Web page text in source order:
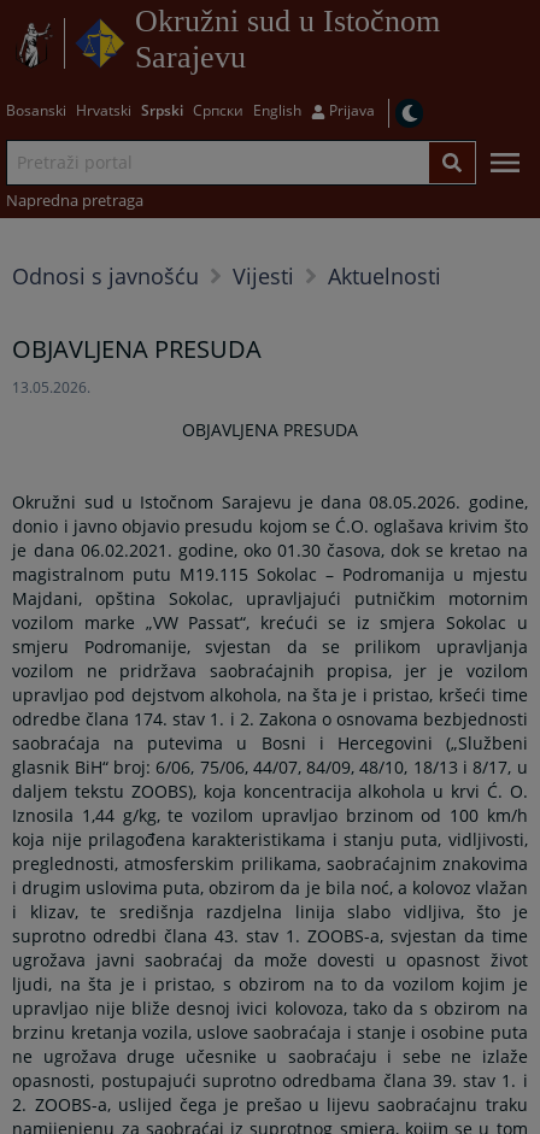
Okružni sud u Istočnom
Sarajevu
Bosanski Hrvatski Srpski Српски English Prijava
Napredna pretraga
Odnosi s javnošću Vijesti Aktuelnosti
OBJAVLJENA PRESUDA
13.05.2026.
OBJAVLJENA PRESUDA
Okružni sud u Istočnom Sarajevu je dana 08.05.2026. godine,
donio i javno objavio presudu kojom se Ć.O. oglašava krivim što
je dana 06.02.2021. godine, oko 01.30 časova, dok se kretao na
magistralnom putu M19.115 Sokolac – Podromanija u mjestu
Majdani, opština Sokolac, upravljajući putničkim motornim
vozilom marke „VW Passat“, krećući se iz smjera Sokolac u
smjeru Podromanije, svjestan da se prilikom upravljanja
vozilom ne pridržava saobraćajnih propisa, jer je vozilom
upravljao pod dejstvom alkohola, na šta je i pristao, kršeći time
odredbe člana 174. stav 1. i 2. Zakona o osnovama bezbjednosti
saobraćaja na putevima u Bosni i Hercegovini („Službeni
glasnik BiH“ broj: 6/06, 75/06, 44/07, 84/09, 48/10, 18/13 i 8/17, u
daljem tekstu ZOOBS), koja koncentracija alkohola u krvi Ć. O.
Iznosila 1,44 g/kg, te vozilom upravljao brzinom od 100 km/h
koja nije prilagođena karakteristikama i stanju puta, vidljivosti,
preglednosti, atmosferskim prilikama, saobraćajnim znakovima
i drugim uslovima puta, obzirom da je bila noć, a kolovoz vlažan
i klizav, te središnja razdjelna linija slabo vidljiva, što je
suprotno odredbi člana 43. stav 1. ZOOBS-a, svjestan da time
ugrožava javni saobraćaj da može dovesti u opasnost život
ljudi, na šta je i pristao, s obzirom na to da vozilom kojim je
upravljao nije bliže desnoj ivici kolovoza, tako da s obzirom na
brzinu kretanja vozila, uslove saobraćaja i stanje i osobine puta
ne ugrožava druge učesnike u saobraćaju i sebe ne izlaže
opasnosti, postupajući suprotno odredbama člana 39. stav 1. i
2. ZOOBS-a, uslijed čega je prešao u lijevu saobraćajnu traku
namijenjenu za saobraćaj iz suprotnog smjera, kojim se u tom